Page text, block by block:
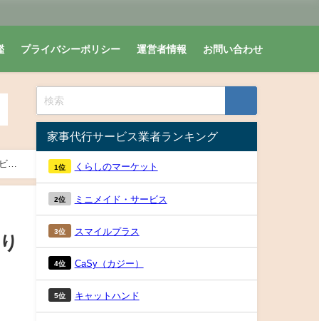
プライバシーポリシー 運営者情報 お問い合わせ
ス
家事代行サービス業者ランキング
1位 くらしのマーケット
2位 ミニメイド・サービス
3位 スマイルプラス
4位 CaSy（カジー）
5位 キャットハンド